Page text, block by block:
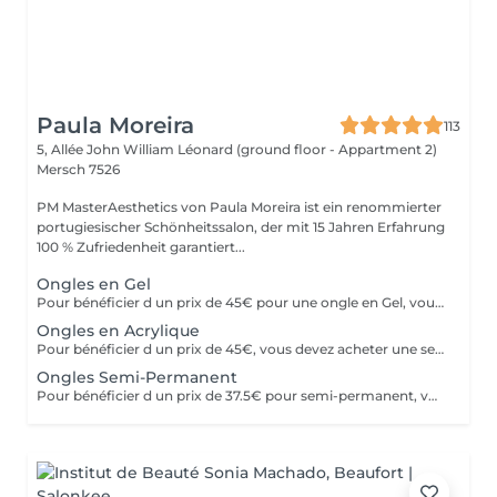
Paula Moreira
113
5, Allée John William Léonard (ground floor - Appartment 2)
Mersch 7526
PM MasterAesthetics von Paula Moreira ist ein renommierter
portugiesischer Schönheitssalon, der mit 15 Jahren Erfahrung
100 % Zufriedenheit garantiert...
Ongles en Gel
Pour bénéficier d un prix de 45€ pour une ongle en Gel, vous devez acheter une seul fois le kit individuel comprenant tout le matériel nom jetable nécessaire,qui sera conserve pour nous , pour de futurs rendez-vous, garantissant ainsi une meilleure hygiène.* *Renouvelable chaque année.
Ongles en Acrylique
Pour bénéficier d un prix de 45€, vous devez acheter une seule fois le kit individuel comprenant tout le matériel non jetable nécessaire , qui sera conserve pour nous pour de futurs rendez-vous, garantissant ainsi une meilleure hygiène.* *renouvelabre chaque année.
Ongles Semi-Permanent
Pour bénéficier d un prix de 37.5€ pour semi-permanent, vous devez acheter une seule fois le kit individuel avec tout le matériel non jetable nécessaire, qui sera conserve pour nous, pour le futurs rendez-vous, garantissant ainsi une meilleure hygiène.* *renouvelable chaque année.